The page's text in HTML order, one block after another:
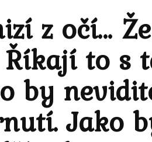
z očí…
Říkají to s
by
Jako